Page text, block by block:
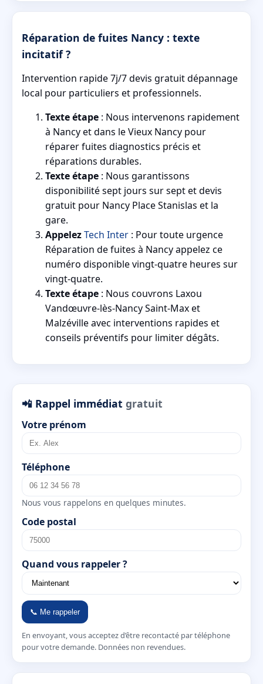
Réparation de fuites Nancy : texte
incitatif ?
Intervention rapide 7j/7 devis gratuit dépannage
local pour particuliers et professionnels.
Texte étape : Nous intervenons rapidement
à Nancy et dans le Vieux Nancy pour
réparer fuites diagnostics précis et
réparations durables.
Texte étape : Nous garantissons
disponibilité sept jours sur sept et devis
gratuit pour Nancy Place Stanislas et la
gare.
AppelezTech Inter : Pour toute urgence
Réparation de fuites à Nancy appelez ce
numéro disponible vingt-quatre heures sur
vingt-quatre.
Texte étape : Nous couvrons Laxou
Vandœuvre-lès-Nancy Saint-Max et
Malzéville avec interventions rapides et
conseils préventifs pour limiter dégâts.
📲 Rappel immédiat gratuit
Votre prénom
Téléphone
Nous vous rappelons en quelques minutes.
Code postal
Quand vous rappeler ?
📞 Me rappeler
En envoyant, vous acceptez d’être recontacté par téléphone
pour votre demande. Données non revendues.